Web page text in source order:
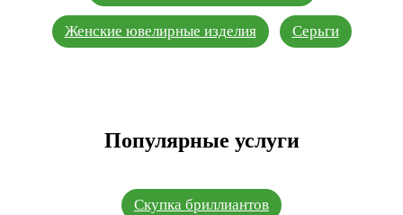
Женские ювелирные изделия Серьги
Популярные услуги
Скупка бриллиантов